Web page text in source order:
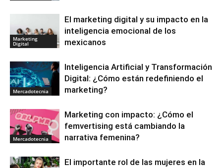
Marketing
Digital
El marketing digital y su impacto en la
inteligencia emocional de los
mexicanos
Mercadotecnia
Inteligencia Artificial y Transformación
Digital: ¿Cómo están redefiniendo el
marketing?
Mercadotecnia
Marketing con impacto: ¿Cómo el
femvertising está cambiando la
narrativa femenina?
El importante rol de las mujeres en la